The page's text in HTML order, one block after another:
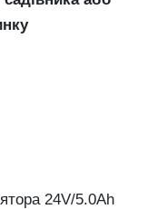
24V/5.0Ah